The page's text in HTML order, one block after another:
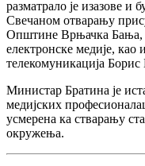
разматрало је изазове и
Свечаном отварању
Општине Врњачка Бања,
електронске медије,
телекомуникација Борис
Министар Братина је
медијских
усмерена ка стварању
окружења.